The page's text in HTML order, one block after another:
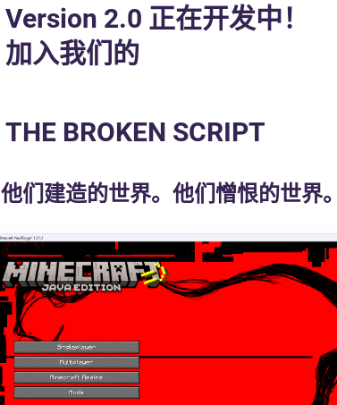
Version 2.0 正在开发中！
加入我们的
THE BROKEN SCRIPT
他们建造的世界。他们憎恨的世界。